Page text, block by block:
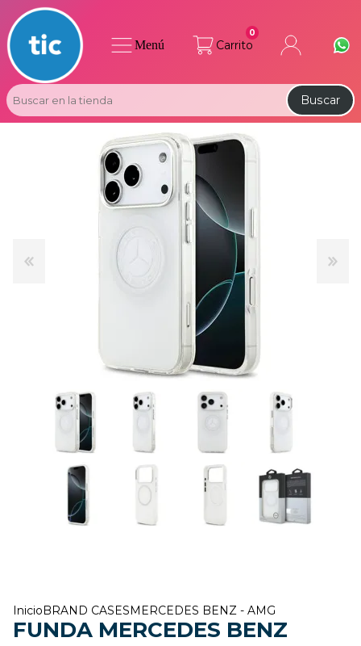
Carrito
0
Buscar
Menú
Inicio BRAND CASES MERCEDES BENZ - AMG
FUNDA MERCEDES BENZ